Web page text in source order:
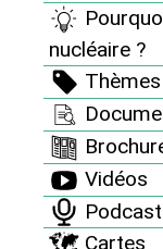
nucléaire ?
Thèmes
Vidéos
Cartes